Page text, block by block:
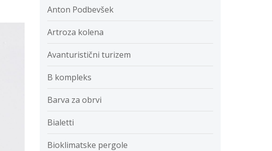
Anton Podbevšek
Artroza kolena
Avanturistični turizem
B kompleks
Barva za obrvi
Bialetti
Bioklimatske pergole